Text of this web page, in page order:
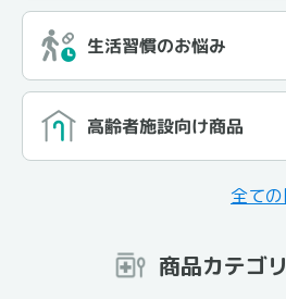
生活習慣のお悩み
高齢者施設向け商品
全ての
商品カテゴ